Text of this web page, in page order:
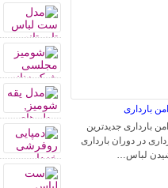
بارداری
بارداری جدیدترین
در دوران بارداری
لباس…